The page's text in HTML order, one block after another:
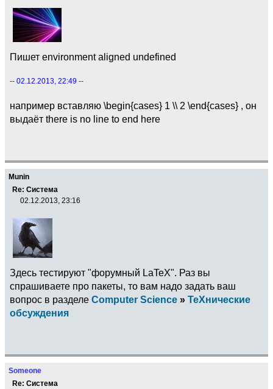
Пишет environment aligned undefined
-- 02.12.2013, 22:49 --
например вставляю \begin{cases} 1 \\ 2 \end{cases} , он
выдаёт there is no line to end here
Munin
Re: Система
02.12.2013, 23:16
Здесь тестируют "форумный LaTeX". Раз вы
спрашиваете про пакеты, то вам надо задать ваш
вопрос в разделе Computer Science » TeXнические
обсуждения
Someone
Re: Система